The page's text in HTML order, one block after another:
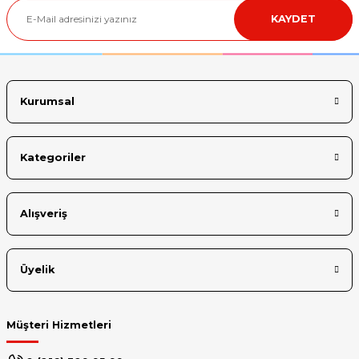
Ürün bilgilerinde hatalar bulunuyor.
KAYDET
Kurumsal
Kategoriler
Alışveriş
Üyelik
Müşteri Hizmetleri